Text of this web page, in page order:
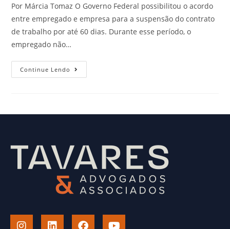
Por Márcia Tomaz O Governo Federal possibilitou o acordo
entre empregado e empresa para a suspensão do contrato
de trabalho por até 60 dias. Durante esse período, o
empregado não…
Continue Lendo